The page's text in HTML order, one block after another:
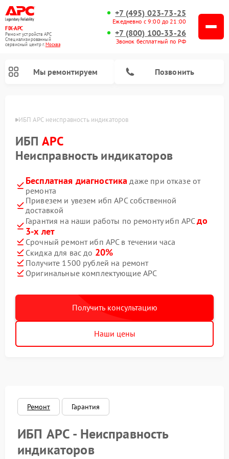
FIX-APC
Ремонт устройств APC
Специализированный
cервисный центр г.Москва
+7 (495) 023-73-25
Ежедневно с 9:00 до 21:00
+7 (800) 100-33-26
Звонок бесплатный по РФ
Мы ремонтируем Позвонить
ИБП APC неисправность индикаторов
ИБП APC
Неисправность индикаторов
Бесплатная диагностика даже при отказе от
ремонта
Привезем и увезем ибп APC собственной
доставкой
Гарантия на наши работы по ремонту ибп APCдо
3-х лет
Срочный ремонт ибп APC в течении часа
Скидка для вас до 20%
Получите 1500 рублей на ремонт
Оригинальные комплектующие APC
Получить консультацию
Наши цены
Ремонт Гарантия
ИБП APC - Неисправность
индикаторов